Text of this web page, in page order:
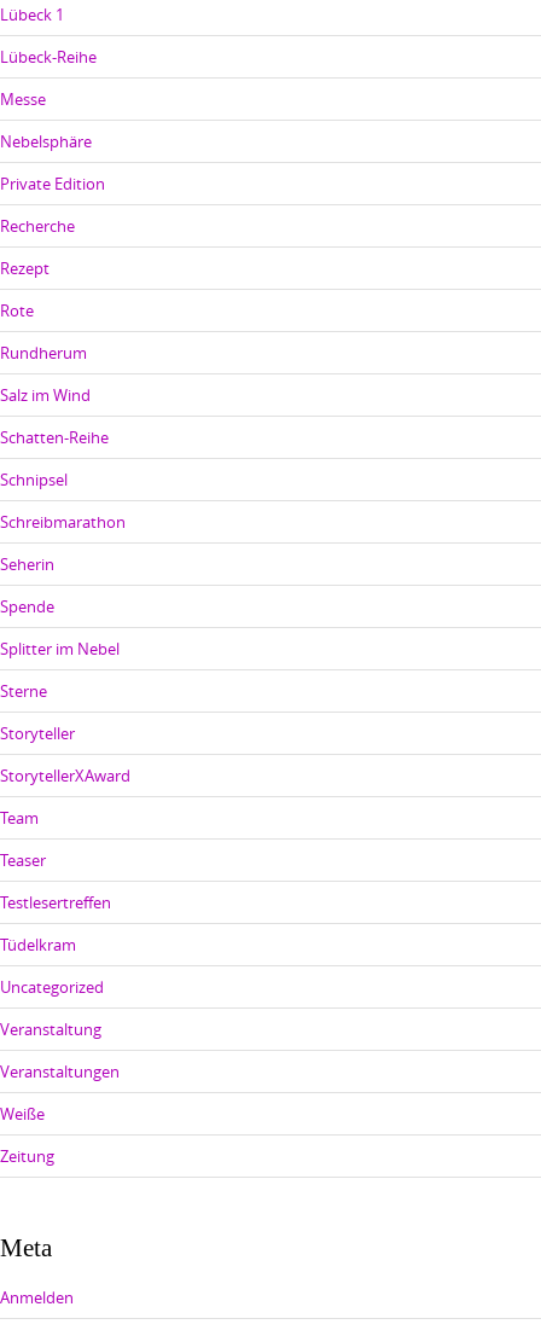
Lübeck 1
Lübeck-Reihe
Messe
Nebelsphäre
Private Edition
Recherche
Rezept
Rote
Rundherum
Salz im Wind
Schatten-Reihe
Schnipsel
Schreibmarathon
Seherin
Spende
Splitter im Nebel
Sterne
Storyteller
StorytellerXAward
Team
Teaser
Testlesertreffen
Tüdelkram
Uncategorized
Veranstaltung
Veranstaltungen
Weiße
Zeitung
Meta
Anmelden